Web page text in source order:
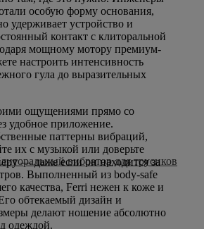
особую форму основания,
удерживает устройство и
контакт с клиторальной
мощному мотору премиум-
настроить интенсивность
гула до выразительных
ощущениями прямо со
удобное приложение.
паттерны вибраций,
их с музыкой или доверьте
— даже если он находится за
Выполненный из body-safe
качества, Ferri нежен к коже и
обтекаемый дизайн и
делают ношение абсолютно
одеждой.